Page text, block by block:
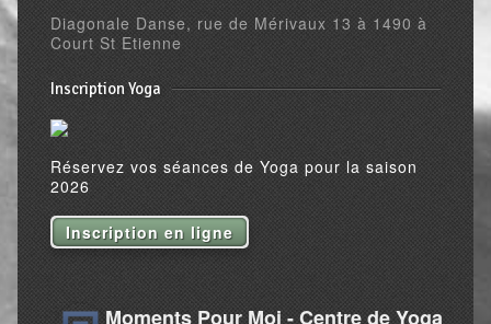
Diagonale Danse, rue de Mérivaux 13 à 1490 à
Court St Etienne
Inscription Yoga
Réservez vos séances de Yoga pour la saison
2026
Inscription en ligne
Moments Pour Moi - Centre de Yoga